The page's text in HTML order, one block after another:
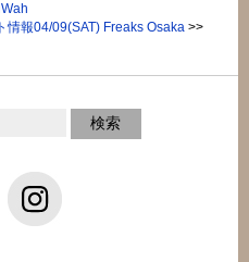
情報04/09(SAT) Freaks Osaka>>